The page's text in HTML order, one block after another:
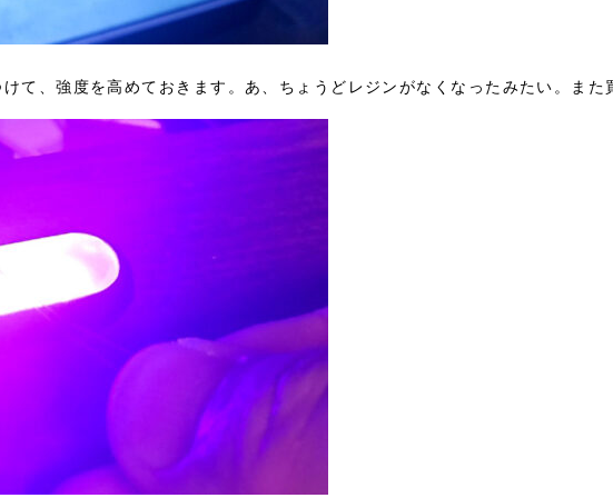
て、強度を高めておきます。あ、ちょうどレジンがなくなったみたい。また